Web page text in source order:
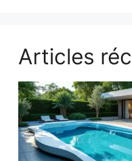
Articles